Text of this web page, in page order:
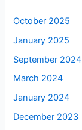
October 2025
January 2025
September 2024
March 2024
January 2024
December 2023